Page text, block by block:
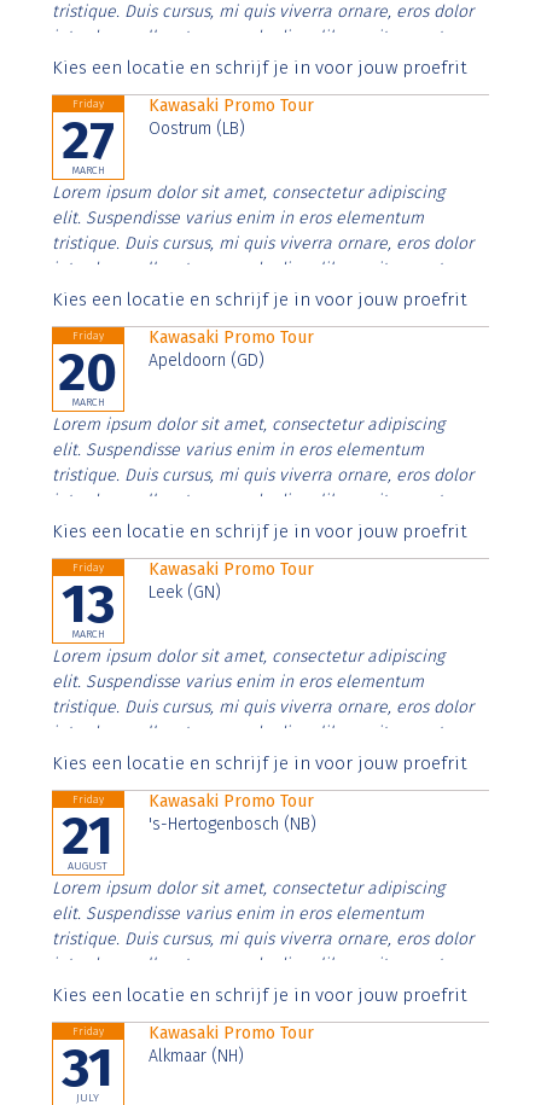
tristique. Duis cursus, mi quis viverra ornare, eros dolor
interdum nulla, ut commodo diam libero vitae erat.
Aenean faucibus nibh et justo cursus id rutrum lorem
Kies een locatie en schrijf je in voor jouw proefrit
Friday
27
MARCH
Kawasaki Promo Tour
Oostrum (LB)
Lorem ipsum dolor sit amet, consectetur adipiscing
elit. Suspendisse varius enim in eros elementum
tristique. Duis cursus, mi quis viverra ornare, eros dolor
interdum nulla, ut commodo diam libero vitae erat.
Aenean faucibus nibh et justo cursus id rutrum lorem
Kies een locatie en schrijf je in voor jouw proefrit
Friday
20
MARCH
Kawasaki Promo Tour
Apeldoorn (GD)
Lorem ipsum dolor sit amet, consectetur adipiscing
elit. Suspendisse varius enim in eros elementum
tristique. Duis cursus, mi quis viverra ornare, eros dolor
interdum nulla, ut commodo diam libero vitae erat.
Aenean faucibus nibh et justo cursus id rutrum lorem
Kies een locatie en schrijf je in voor jouw proefrit
Friday
13
MARCH
Kawasaki Promo Tour
Leek (GN)
Lorem ipsum dolor sit amet, consectetur adipiscing
elit. Suspendisse varius enim in eros elementum
tristique. Duis cursus, mi quis viverra ornare, eros dolor
interdum nulla, ut commodo diam libero vitae erat.
Aenean faucibus nibh et justo cursus id rutrum lorem
Kies een locatie en schrijf je in voor jouw proefrit
Friday
21
AUGUST
Kawasaki Promo Tour
's-Hertogenbosch (NB)
Lorem ipsum dolor sit amet, consectetur adipiscing
elit. Suspendisse varius enim in eros elementum
tristique. Duis cursus, mi quis viverra ornare, eros dolor
interdum nulla, ut commodo diam libero vitae erat.
Aenean faucibus nibh et justo cursus id rutrum lorem
Kies een locatie en schrijf je in voor jouw proefrit
Friday
31
JULY
Kawasaki Promo Tour
Alkmaar (NH)